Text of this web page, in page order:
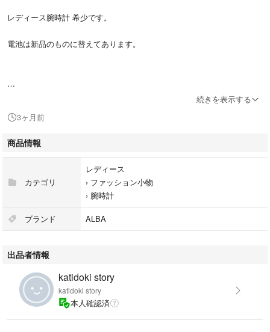
レディース腕時計 希少です。
電池は新品のものに替えてあります。
型番: V232-0230
ムーブメント: 日本製クォーツ（JAPAN）
素材: 裏蓋ステンレススチール / ベゼル基材
（BASE METAL BEZEL）
デザイン
ゴールドの文字盤と小ぶりなラウンドケース
ハート型のコマが連なったゴールドカラーのブレスレット
アクセサリー感覚で着用できるバングル・ドレスウォッチタイプ
続きを表示する
3ヶ月前
商品情報
カテゴリ
レディース
› ファッション小物
› 腕時計
ブランド ALBA
出品者情報
katidoki story
katidoki story
本人確認済